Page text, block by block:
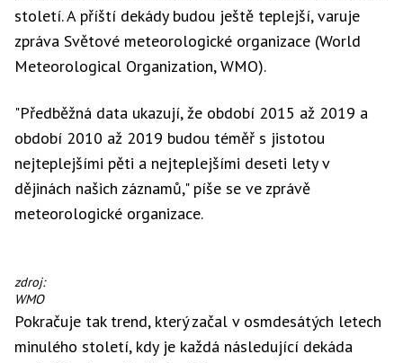
století. A příští dekády budou ještě teplejší, varuje
zpráva Světové meteorologické organizace (World
Meteorological Organization, WMO).
"Předběžná data ukazují, že období 2015 až 2019 a
období 2010 až 2019 budou téměř s jistotou
nejteplejšími pěti a nejteplejšími deseti lety v
dějinách našich záznamů," píše se ve zprávě
meteorologické organizace.
zdroj:
WMO
Pokračuje tak trend, který začal v osmdesátých letech
minulého století, kdy je každá následující dekáda